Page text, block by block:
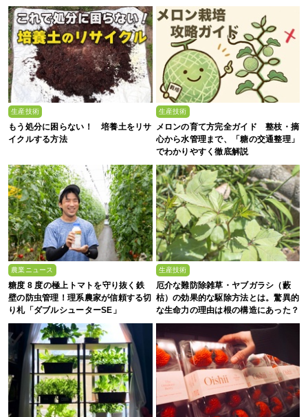
生産技術
もう処分に困らない！ 培養土をリサ
イクルする方法
生産技術
メロンの育て方完全ガイド 整枝・摘
心から水管理まで、「糖の交通整理」
でわかりやすく徹底解説
農業ニュース
糖度 8 度の極上トマトを守り抜く鉄
壁の防虫管理！理系農家が信頼する切
り札「ダブルシューターSE」
生産技術
厄介な難防除雑草・ヤブガラシ（藪
枯）の効果的な駆除方法とは。驚異的
な生命力の理由は根の構造にあった？